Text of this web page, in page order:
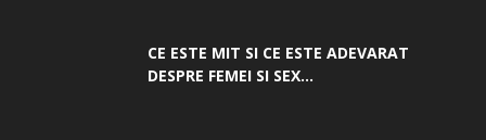
CE ESTE MIT SI CE ESTE ADEVARAT
DESPRE FEMEI SI SEX...